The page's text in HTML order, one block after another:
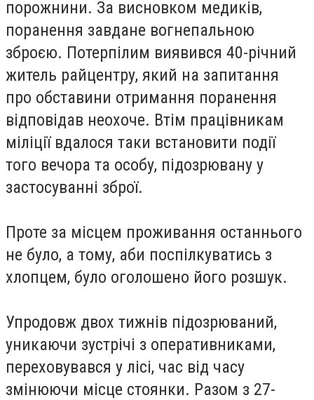
порожнини. За висновком медиків,
поранення завдане вогнепальною
зброєю. Потерпілим виявився 40-річний
житель райцентру, який на запитання
про обставини отримання поранення
відповідав неохоче. Втім працівникам
міліції вдалося таки встановити події
того вечора та особу, підозрювану у
застосуванні зброї.
Проте за місцем проживання останнього
не було, а тому, аби поспілкуватись з
хлопцем, було оголошено його розшук.
Упродовж двох тижнів підозрюваний,
уникаючи зустрічі з оперативниками,
переховувався у лісі, час від часу
змінюючи місце стоянки. Разом з 27-